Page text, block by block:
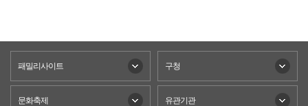
패밀리사이트 구청
문화축제 유관기관